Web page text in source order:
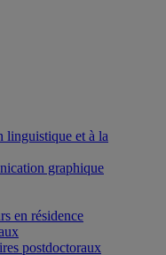
linguistique et à la
graphique
en résidence
postdoctoraux